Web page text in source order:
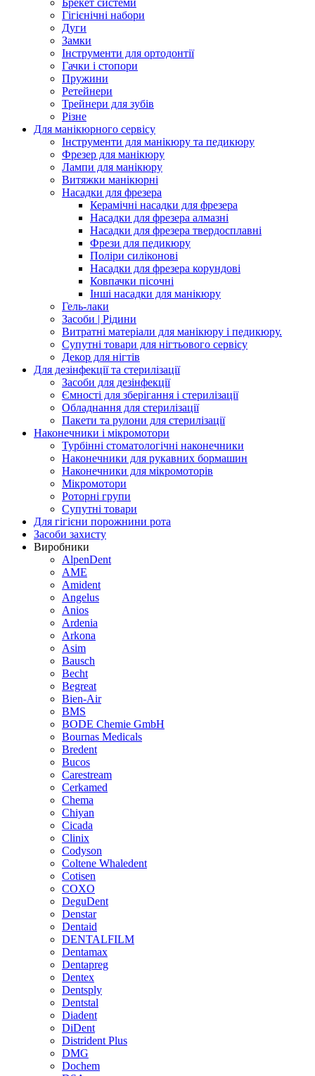
Брекет системи
Гігієнічні набори
Дуги
Замки
Інструменти для ортодонтії
Гачки і стопори
Пружини
Ретейнери
Трейнери для зубів
Різне
Для манікюрного сервісу
Інструменти для манікюру та педикюру
Фрезер для манікюру
Лампи для манікюру
Витяжки манікюрні
Насадки для фрезера
Керамічні насадки для фрезера
Насадки для фрезера алмазні
Насадки для фрезера твердосплавні
Фрези для педикюру
Поліри силіконові
Насадки для фрезера корундові
Ковпачки пісочні
Інші насадки для манікюру
Гель-лаки
Засоби | Рідини
Витратні матеріали для манікюру і педикюру.
Супутні товари для нігтьового сервісу
Декор для нігтів
Для дезінфекції та стерилізації
Засоби для дезінфекції
Ємності для зберігання і стерилізації
Обладнання для стерилізації
Пакети та рулони для стерилізації
Наконечники і мікромотори
Турбінні стоматологічні наконечники
Наконечники для рукавних бормашин
Наконечники для мікромоторів
Мікромотори
Роторні групи
Супутні товари
Для гігієни порожнини рота
Засоби захисту
Виробники
AlpenDent
AME
Amident
Angelus
Anios
Ardenia
Arkona
Asim
Bausch
Becht
Begreat
Bien-Air
BMS
BODE Chemie GmbH
Bournas Medicals
Bredent
Bucos
Carestream
Cerkamed
Chema
Chiyan
Cicada
Clinix
Codyson
Coltene Whaledent
Cotisen
COXO
DeguDent
Denstar
Dentaid
DENTALFILM
Dentamax
Dentapreg
Dentex
Dentsply
Dentstal
Diadent
DiDent
Distrident Plus
DMG
Dochem